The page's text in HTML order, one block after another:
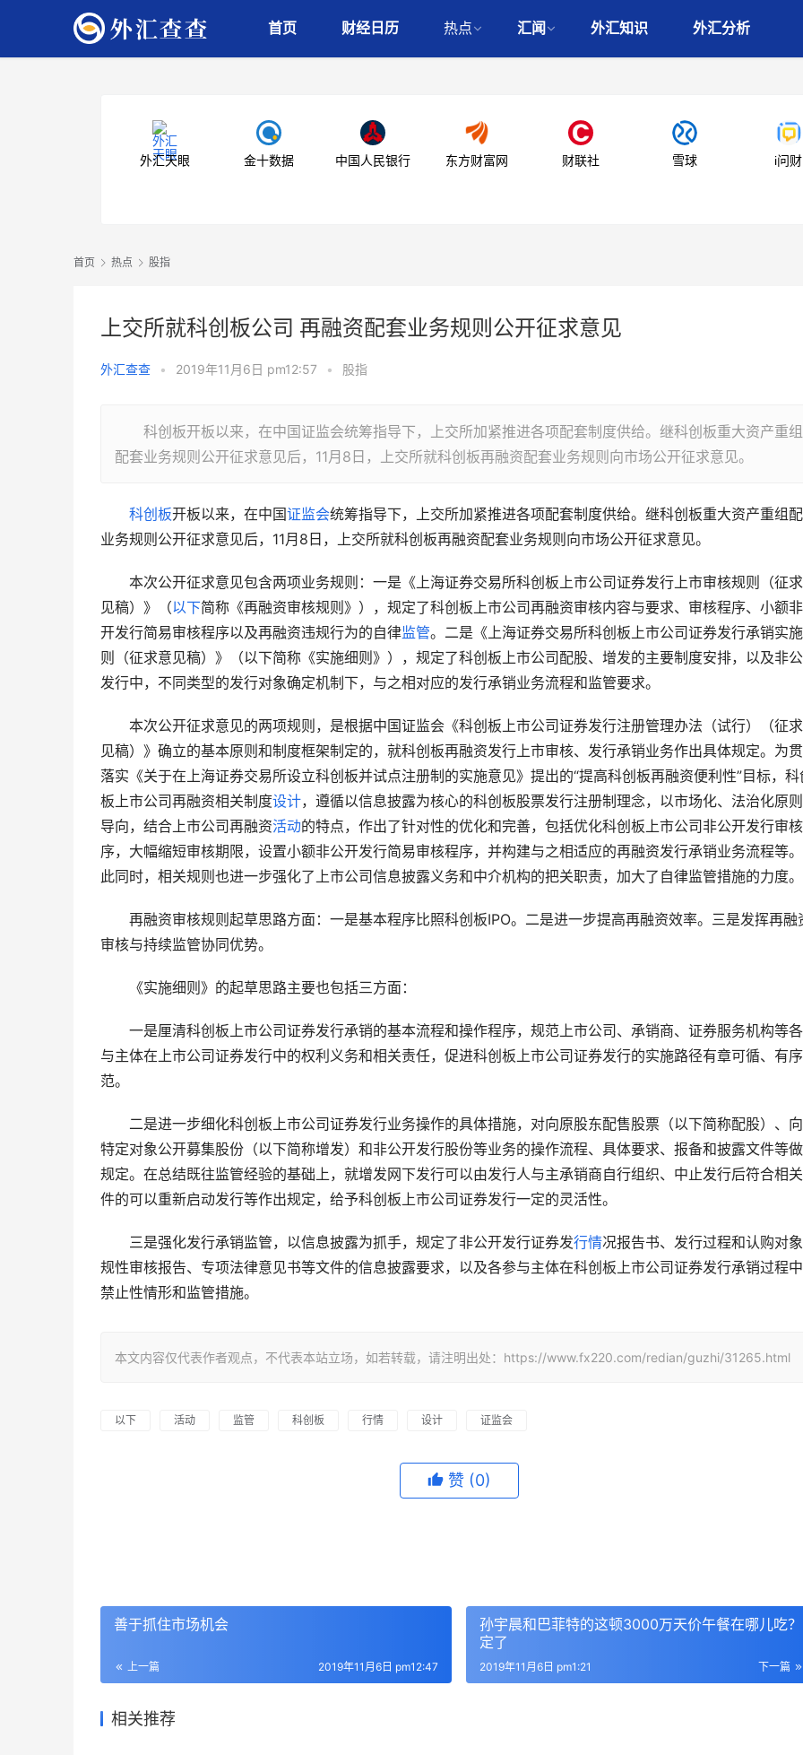
首页 财经日历 热点 汇闻 外汇知识 外汇分析
外汇天眼 金十数据 中国人民银行 东方财富网 财联社 雪球 i问财
首页 热点 股指
上交所就科创板公司 再融资配套业务规则公开征求意见
外汇查查 • 2019年11月6日 pm12:57 • 股指
科创板开板以来，在中国证监会统筹指导下，上交所加紧推进各项配套制度供给。继科创板重大资产重组
配套业务规则公开征求意见后，11月8日，上交所就科创板再融资配套业务规则向市场公开征求意见。
科创板开板以来，在中国证监会统筹指导下，上交所加紧推进各项配套制度供给。继科创板重大资产重组
业务规则公开征求意见后，11月8日，上交所就科创板再融资配套业务规则向市场公开征求意见。
本次公开征求意见包含两项业务规则：一是《上海证券交易所科创板上市公司证券发行上市审核规则（征
见稿）》（以下简称《再融资审核规则》），规定了科创板上市公司再融资审核内容与要求、审核程序、小额
开发行简易审核程序以及再融资违规行为的自律监管。二是《上海证券交易所科创板上市公司证券发行承销实
则（征求意见稿）》（以下简称《实施细则》），规定了科创板上市公司配股、增发的主要制度安排，以及非
发行中，不同类型的发行对象确定机制下，与之相对应的发行承销业务流程和监管要求。
本次公开征求意见的两项规则，是根据中国证监会《科创板上市公司证券发行注册管理办法（试行）（征
见稿）》确立的基本原则和制度框架制定的，就科创板再融资发行上市审核、发行承销业务作出具体规定。为
落实《关于在上海证券交易所设立科创板并试点注册制的实施意见》提出的“提高科创板再融资便利性”目标，科
板上市公司再融资相关制度设计，遵循以信息披露为核心的科创板股票发行注册制理念，以市场化、法治化原
导向，结合上市公司再融资活动的特点，作出了针对性的优化和完善，包括优化科创板上市公司非公开发行审
序，大幅缩短审核期限，设置小额非公开发行简易审核程序，并构建与之相适应的再融资发行承销业务流程等
此同时，相关规则也进一步强化了上市公司信息披露义务和中介机构的把关职责，加大了自律监管措施的力度。
再融资审核规则起草思路方面：一是基本程序比照科创板IPO。二是进一步提高再融资效率。三是发挥再融
审核与持续监管协同优势。
《实施细则》的起草思路主要也包括三方面：
一是厘清科创板上市公司证券发行承销的基本流程和操作程序，规范上市公司、承销商、证券服务机构等
与主体在上市公司证券发行中的权利义务和相关责任，促进科创板上市公司证券发行的实施路径有章可循、有
范。
二是进一步细化科创板上市公司证券发行业务操作的具体措施，对向原股东配售股票（以下简称配股）、
特定对象公开募集股份（以下简称增发）和非公开发行股份等业务的操作流程、具体要求、报备和披露文件等
规定。在总结既往监管经验的基础上，就增发网下发行可以由发行人与主承销商自行组织、中止发行后符合相
件的可以重新启动发行等作出规定，给予科创板上市公司证券发行一定的灵活性。
三是强化发行承销监管，以信息披露为抓手，规定了非公开发行证券发行情况报告书、发行过程和认购对
规性审核报告、专项法律意见书等文件的信息披露要求，以及各参与主体在科创板上市公司证券发行承销过程
禁止性情形和监管措施。
本文内容仅代表作者观点，不代表本站立场，如若转载，请注明出处：https://www.fx220.com/redian/guzhi/31265.html
以下 活动 监管 科创板 行情 设计 证监会
赞 (0)
善于抓住市场机会
上一篇 2019年11月6日 pm12:47
孙宇晨和巴菲特的这顿3000万天价午餐在哪儿吃？
定了
下一篇
2019年11月6日 pm1:21
相关推荐